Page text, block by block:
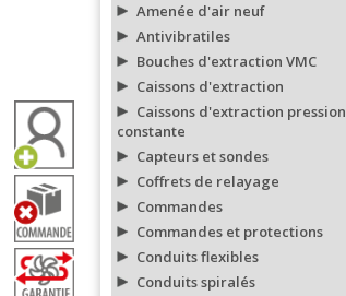
Amenée d'air neuf
Antivibratiles
Bouches d'extraction VMC
Caissons d'extraction
Caissons d'extraction pression
constante
Capteurs et sondes
Coffrets de relayage
Commandes
Commandes et protections
Conduits flexibles
Conduits spiralés